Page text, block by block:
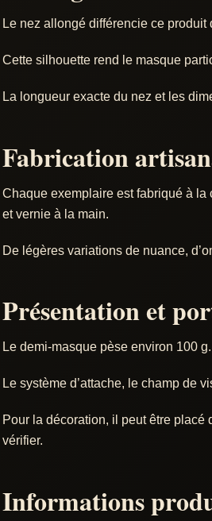
Le nez allongé différencie ce
Cette silhouette rend le masque
La longueur exacte du nez et les
Fabrication
Chaque exemplaire est fabriqué à la
et vernie à la main.
De légères variations de nuance,
Présentation et
Le demi-masque pèse environ 100
Le système d’attache, le champ de
Pour la décoration, il peut être
vérifier.
Informations